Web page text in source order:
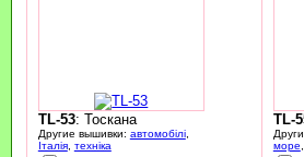
TL-53: Тоскана
Другие вышивки: автомобілі,
Італія, техніка
TL-
море